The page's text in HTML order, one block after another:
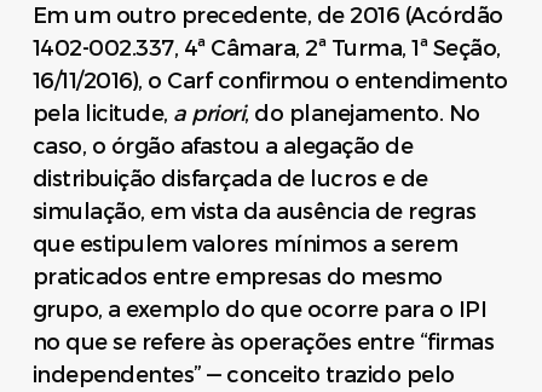
Em um outro precedente, de 2016 (Acórdão
1402-002.337, 4ª Câmara, 2ª Turma, 1ª Seção,
16/11/2016), o Carf confirmou o entendimento
pela licitude, a priori, do planejamento. No
caso, o órgão afastou a alegação de
distribuição disfarçada de lucros e de
simulação, em vista da ausência de regras
que estipulem valores mínimos a serem
praticados entre empresas do mesmo
grupo, a exemplo do que ocorre para o IPI
no que se refere às operações entre “firmas
independentes” — conceito trazido pelo